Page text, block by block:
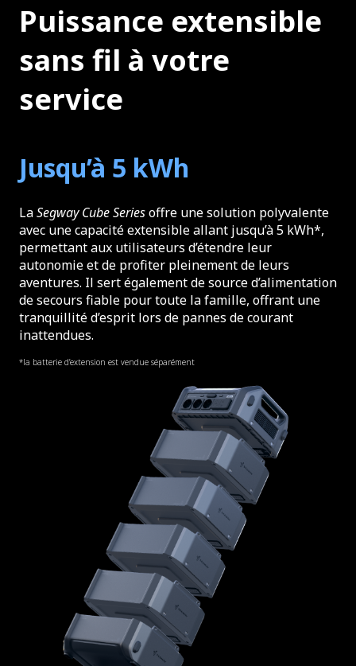
Puissance extensible
sans fil à votre
service
Jusqu’à 5 kWh
LaSegway CubeSeriesoffre une solution polyvalente
avec une capacité extensible allant jusqu’à 5 kWh*,
permettant aux utilisateurs d’étendre leur
autonomie et de profiter pleinement de leurs
aventures. Il sert également de source d’alimentation
de secours fiable pour toute la famille, offrant une
tranquillité d’esprit lors de pannes de courant
inattendues.
*la batterie d’extension est vendue séparément